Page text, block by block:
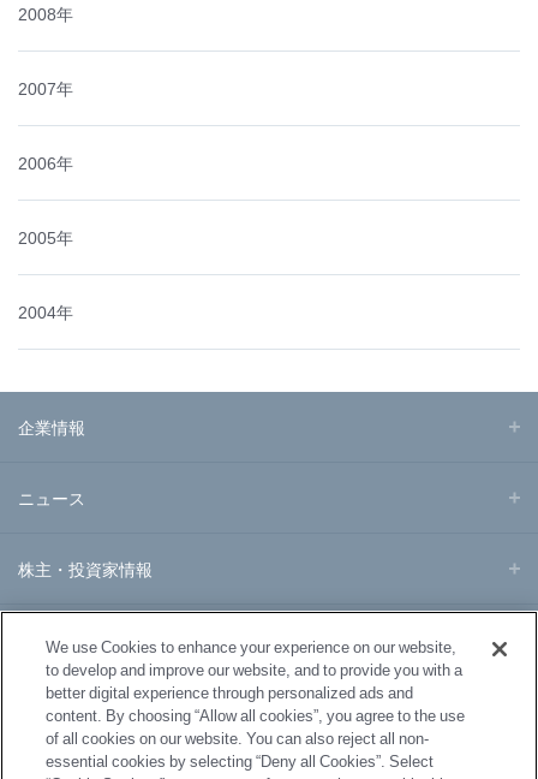
2008年
2007年
2006年
2005年
2004年
企業情報
ニュース
株主・投資家情報
事業・製品
研究開発
We use Cookies to enhance your experience on our website,
to develop and improve our website, and to provide you with a
better digital experience through personalized ads and
content. By choosing “Allow all cookies”, you agree to the use
of all cookies on our website. You can also reject all non-
essential cookies by selecting “Deny all Cookies”. Select